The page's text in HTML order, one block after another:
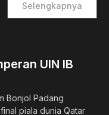
Selengkapnya
UIN IB
Bonjol Padang
piala dunia Qatar